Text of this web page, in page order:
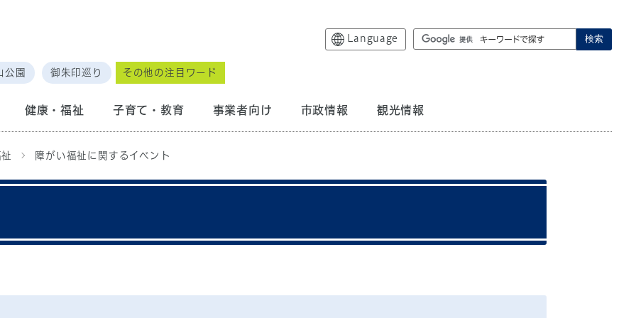
Language 検索
公園 御朱印巡り その他の注目ワード
健康・福祉 子育て・教育 事業者向け 市政情報 観光情報
障がい福祉に関するイベント